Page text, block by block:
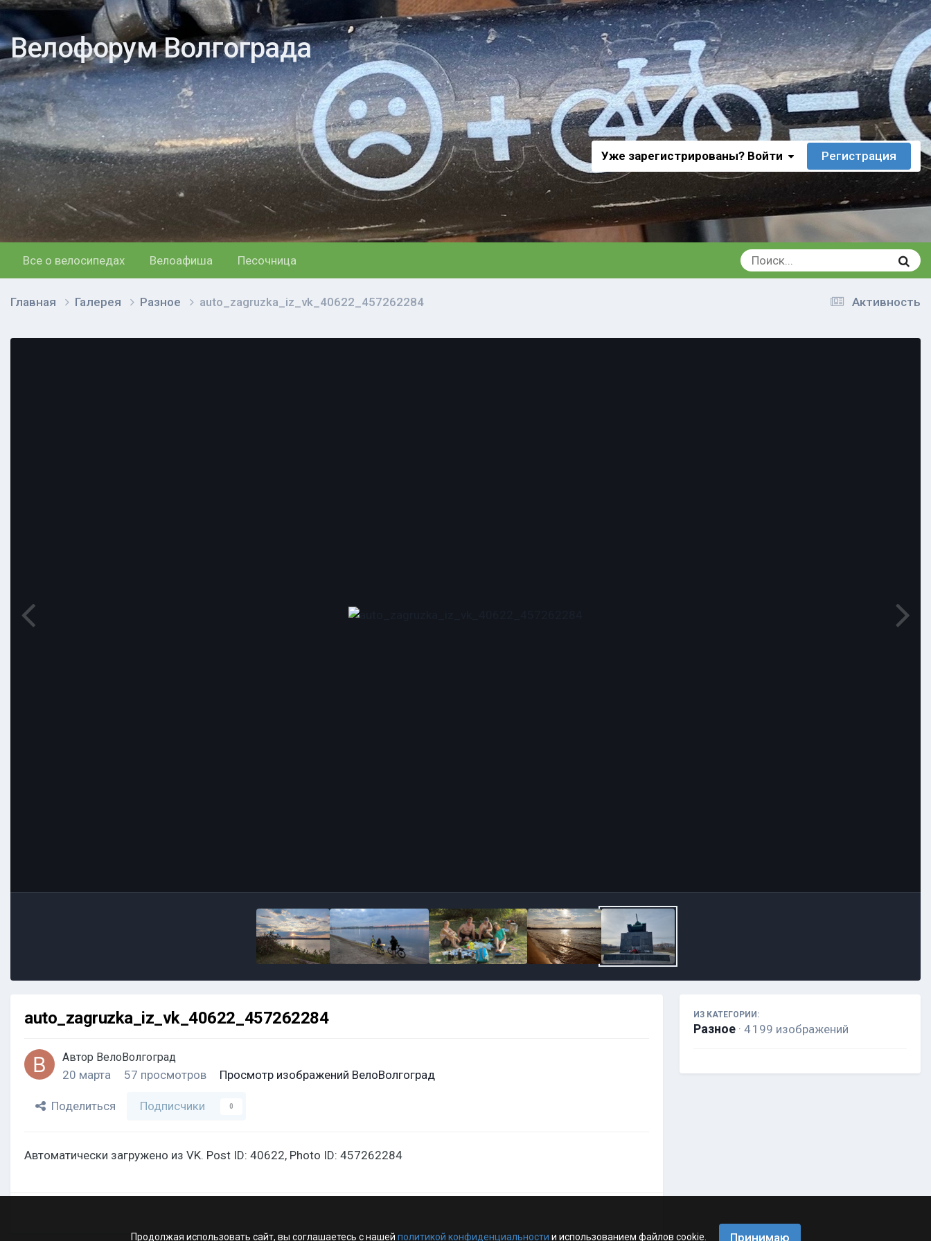
Велофорум Волгограда
Уже зарегистрированы? Войти Регистрация
Все о велосипедах Велоафиша Песочница
Активность
Главная Галерея Разное auto_zagruzka_iz_vk_40622_457262284
auto_zagruzka_iz_vk_40622_457262284
Автор ВелоВолгоград
20 марта 57 просмотров Просмотр изображений ВелоВолгоград
Поделиться Подписчики 0
Автоматически загружено из VK. Post ID: 40622, Photo ID: 457262284
ИЗ КАТЕГОРИИ:
Разное · 4 199 изображений
Продолжая использовать сайт, вы соглашаетесь с нашей политикой конфиденциальности и использованием файлов cookie. Принимаю